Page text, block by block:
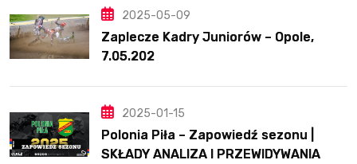
2025-05-09
Zaplecze Kadry Juniorów – Opole,
7.05.202
2025-01-15
Polonia Piła – Zapowiedź sezonu |
SKŁADY ANALIZA I PRZEWIDYWANIA